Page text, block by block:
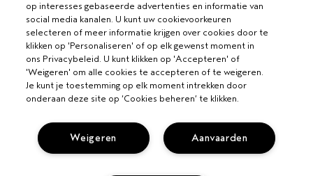
op interesses gebaseerde advertenties en informatie van
social media kanalen. U kunt uw cookievoorkeuren
selecteren of meer informatie krijgen over cookies door te
klikken op 'Personaliseren' of op elk gewenst moment in
ons Privacybeleid. U kunt klikken op 'Accepteren' of
'Weigeren' om alle cookies te accepteren of te weigeren.
Je kunt je toestemming op elk moment intrekken door
onderaan deze site op ‘Cookies beheren’ te klikken.
Aanvaarden
Weigeren